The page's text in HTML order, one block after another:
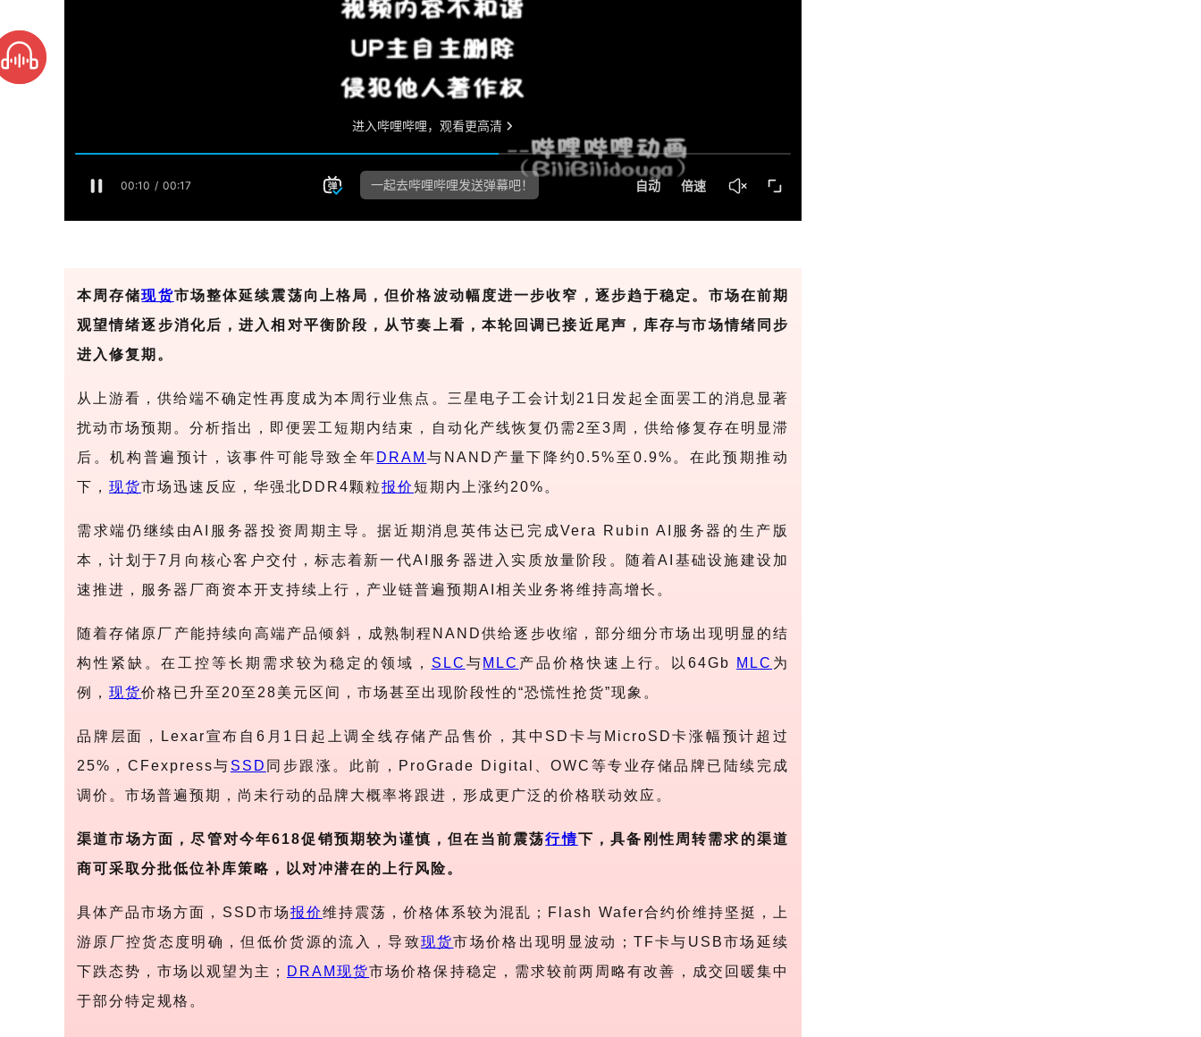
本周存储现货市场整体延续震荡向上格局，但价格波动幅度进一步收窄，逐步趋于稳定。市场在前期
观望情绪逐步消化后，进入相对平衡阶段，从节奏上看，本轮回调已接近尾声，库存与市场情绪同步
进入修复期。
从上游看，供给端不确定性再度成为本周行业焦点。三星电子工会计划 21日发起全面罢工的消息显著
扰动市场预期。分析指出，即便罢工短期内结束，自动化产线恢复仍需2至3周，供给修复存在明显滞
后。机构普遍预计，该事件可能导致全年 DRAM 与NAND产量下降约0.5%至0.9%。在此预期推动
下， 现货市场迅速反应，华强北DDR4颗粒报价短期内上涨约20%。
需求端仍继续由AI服务器投资周期主导。据近期消息英伟达已完成Vera Rubin AI服务器的生产版
本，计划于7月向核心客户交付，标志着新一代AI服务器进入实质放量阶段。随着AI基础设施建设加
速推进，服务器厂商资本开支持续上行，产业链普遍预期AI相关业务将维持高增长。
随着存储原厂产能持续向高端产品倾斜，成熟制程 NAND供给逐步收缩，部分细分市场出现明显的结
构性紧缺。在工控等长期需求较为稳定的领域， SLC 与 MLC 产品价格快速上行。以64Gb MLC 为
例， 现货价格已升至20至28美元区间，市场甚至出现阶段性的“恐慌性抢货”现象。
品牌层面，
Lexar宣布自6月1日起上调全线存储产品售价，其中SD卡与MicroSD卡涨幅预计超过
25%，CFexpress与 SSD 同步跟涨。此前，ProGrade Digital、OWC等专业存储品牌已陆续完成
调价。市场普遍预期，尚未行动的品牌大概率将跟进，形成更广泛的价格联动效应。
渠道市场方面，尽管对今年618促销预期较为谨慎，但在当前震荡行情下，具备刚性周转需求的渠道
商可采取分批低位补库策略，以对冲潜在的上行风险。
具体产品市场方面， SSD市场报价维持震荡，价格体系较为混乱；Flash Wafer合约价维持坚挺，上
游原厂控货态度明确，但低价货源的流入，导致现货市场价格出现明显波动；TF卡与USB市场延续
下跌态势，市场以观望为主；
DRAM 现货市场价格保持稳定，需求较前两周略有改善，成交回暖集中
于部分特定规格。